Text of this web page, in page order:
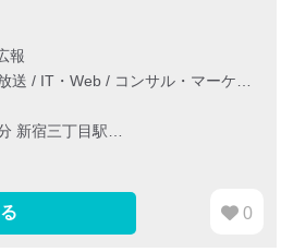
報
送 / IT・Web / コンサル・マーケティング
新宿三丁目駅…
0